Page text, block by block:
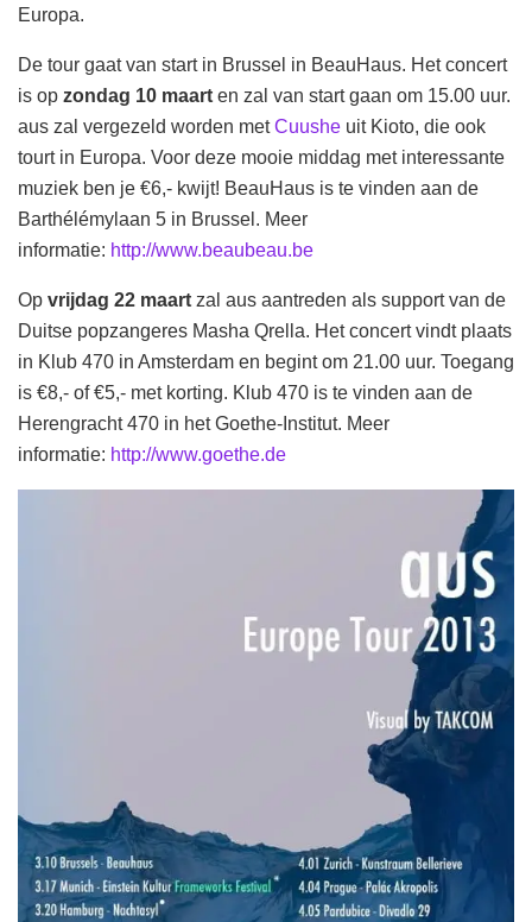
Europa.
De tour gaat van start in Brussel in BeauHaus. Het concert
is op zondag 10 maart en zal van start gaan om 15.00 uur.
aus zal vergezeld worden metCuushe uit Kioto, die ook
tourt in Europa. Voor deze mooie middag met interessante
muziek ben je €6,- kwijt! BeauHaus is te vinden aan de
Barthélémylaan 5 in Brussel. Meer
informatie: http://www.beaubeau.be
Op vrijdag 22 maart zal aus aantreden als support van de
Duitse popzangeres Masha Qrella. Het concert vindt plaats
in Klub 470 in Amsterdam en begint om 21.00 uur. Toegang
is €8,- of €5,- met korting. Klub 470 is te vinden aan de
Herengracht 470 in het Goethe-Institut. Meer
informatie: http://www.goethe.de